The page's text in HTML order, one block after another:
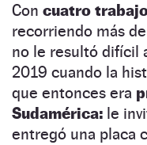
Con cuatro
recorriendo más de
no le resultó difícil
2019 cuando la
que entonces era
Sudamérica: le
entregó una placa